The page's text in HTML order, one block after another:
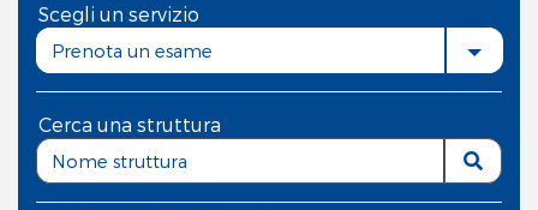
Scegli un servizio
Prenota un esame
Cerca una struttura